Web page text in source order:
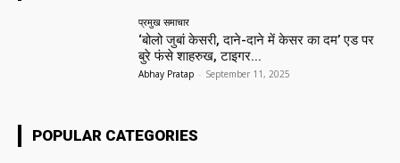
प्रमुख समाचार‎
‘बोलो जुबां केसरी, दाने-दाने में केसर का दम’ एड पर
बुरे फंसे शाहरुख, टाइगर...
Abhay Pratap - September 11, 2025
POPULAR CATEGORIES